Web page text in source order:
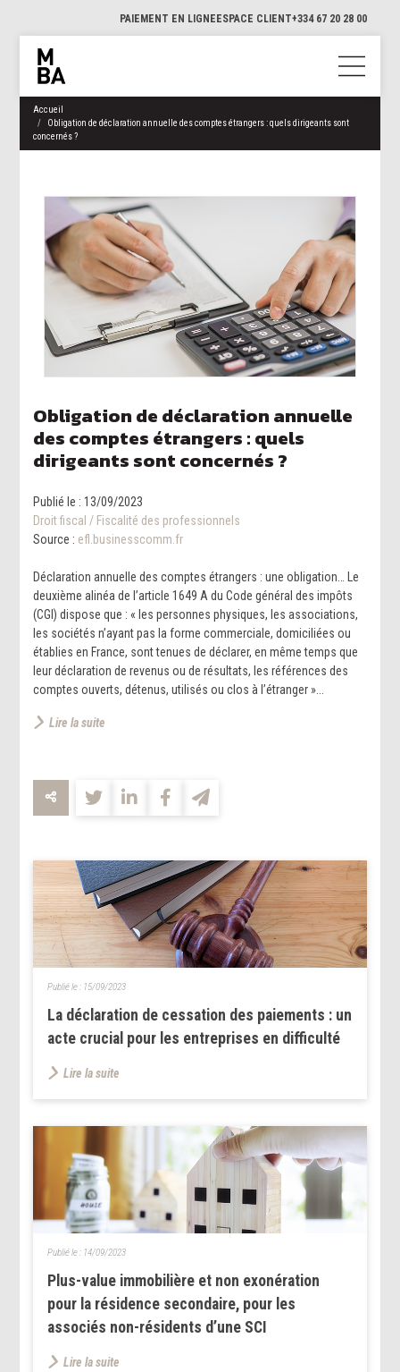
PAIEMENT EN LIGNEESPACE CLIENT+334 67 20 28 00
Accueil
Obligation de déclaration annuelle des comptes étrangers : quels dirigeants sont
concernés ?
Obligation de déclaration annuelle
des comptes étrangers : quels
dirigeants sont concernés ?
Publié le :13/09/2023
Droit fiscal / Fiscalité des professionnels
Source : efl.businesscomm.fr
Déclaration annuelle des comptes étrangers : une obligation… Le
deuxième alinéa de l’article 1649 A du Code général des impôts
(CGI) dispose que : « les personnes physiques, les associations,
les sociétés n’ayant pas la forme commerciale, domiciliées ou
établies en France, sont tenues de déclarer, en même temps que
leur déclaration de revenus ou de résultats, les références des
comptes ouverts, détenus, utilisés ou clos à l’étranger »...
Lire la suite
La déclaration de cessation des paiements : un
acte crucial pour les entreprises en difficulté
Publié le : 15/09/2023
Lire la suite
Plus-value immobilière et non exonération
pour la résidence secondaire, pour les
associés non-résidents d’une SCI
Publié le : 14/09/2023
Lire la suite